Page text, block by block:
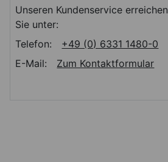
Unseren Kundenservice erreichen
Sie unter:
Telefon:
+49 (0) 6331 1480-0
E-Mail:
Zum Kontaktformular